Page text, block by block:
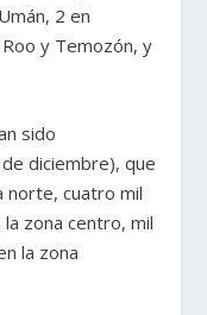
2 en
y Temozón, y
sido
diciembre), que
norte, cuatro mil
zona centro, mil
la zona